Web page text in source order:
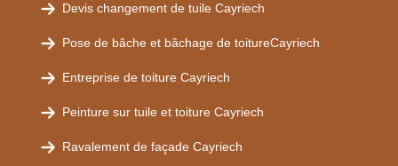
Devis changement de tuile Cayriech
Pose de bâche et bâchage de toitureCayriech
Entreprise de toiture Cayriech
Peinture sur tuile et toiture Cayriech
Ravalement de façade Cayriech